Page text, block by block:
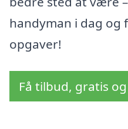
handyman i dag og
opgaver!
Få tilbud, gratis